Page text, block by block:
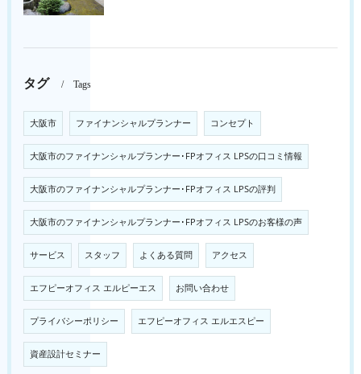
タグ Tags
大阪市 ファイナンシャルプランナー コンセプト
大阪市のファイナンシャルプランナー･FPオフィス LPSの口コミ情報
大阪市のファイナンシャルプランナー･FPオフィス LPSの評判
大阪市のファイナンシャルプランナー･FPオフィス LPSのお客様の声
サービス スタッフ よくある質問 アクセス
エフピーオフィス エルピーエス お問い合わせ
プライバシーポリシー エフピーオフィス エルエスピー
資産設計セミナー